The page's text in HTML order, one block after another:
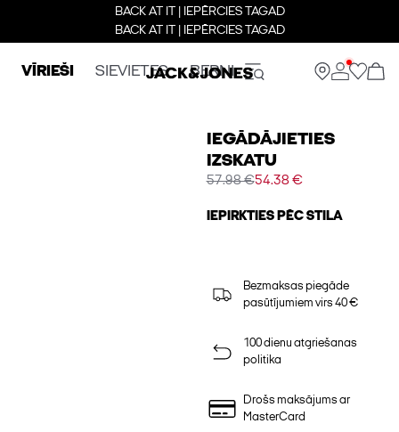
BACK AT IT | IEPĒRCIES TAGAD
BACK AT IT | IEPĒRCIES TAGAD
VĪRIEŠI SIEVIETES BERNI
IEGĀDĀJIETIES
IZSKATU
57.98 €54.38 €
IEPIRKTIES PĒC STILA
Bezmaksas piegāde
pasūtījumiem virs 40 €
100 dienu atgriešanas
politika
Drošs maksājums ar
MasterCard